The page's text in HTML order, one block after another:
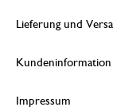
Lieferung und
Kundeninformation
Impressum